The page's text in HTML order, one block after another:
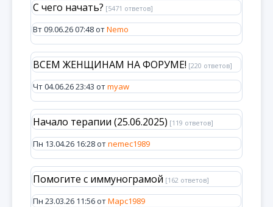
С чего начать? [5471 ответов]
Вт 09.06.26 07:48 отNemo
ВСЕМ ЖЕНЩИНАМ НА ФОРУМЕ! [220 ответов]
Чт 04.06.26 23:43 отmyaw
Начало терапии (25.06.2025) [119 ответов]
Пн 13.04.26 16:28 отnemec1989
Помогите с иммунограмой [162 ответов]
Пн 23.03.26 11:56 отМарс1989